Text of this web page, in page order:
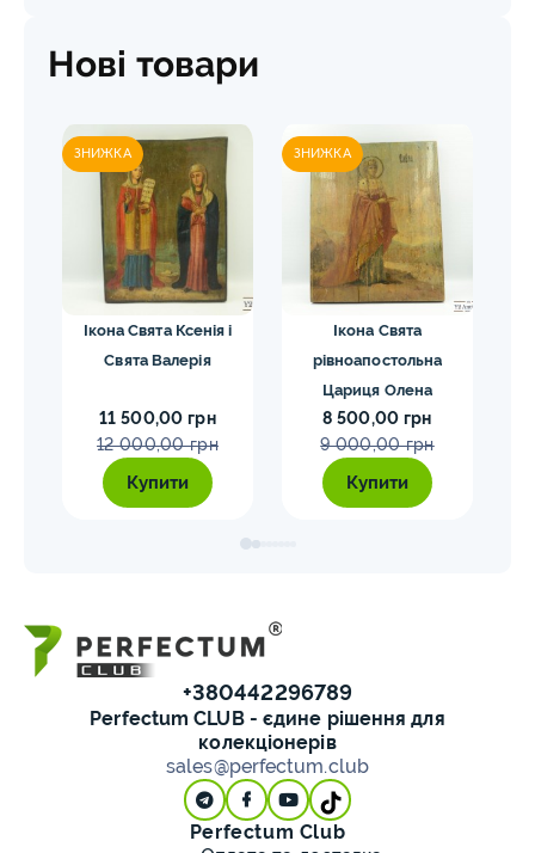
Нові товари
ЗНИЖКА
Ікона Свята Ксенія і
Свята Валерія
11 500,00 грн
12 000,00 грн
Купити
ЗНИЖКА
Ікона Свята
рівноапостольна
Цариця Олена
8 500,00 грн
9 000,00 грн
Купити
+380442296789
Perfectum CLUB - єдине рішення для
колекціонерів
sales@perfectum.club
Perfectum Club